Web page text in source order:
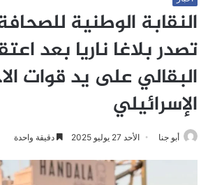
النقابة الوطنية
تصدر بلاغا ناريا بعد
البقالي على يد قوات
الإسرائيلي
أبو جنا الأحد 27 يوليو 2025 دقيقة واحدة